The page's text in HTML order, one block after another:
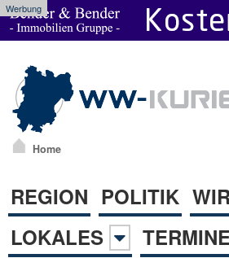
Werbung
Home
REGION POLITIK
LOKALES
TERMINE